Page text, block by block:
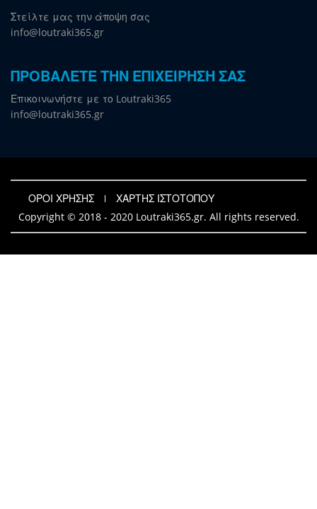
Στείλτε μας την άποψη σας
info@loutraki365.gr
ΠΡΟΒΑΛΕΤΕ ΤΗΝ ΕΠΙΧΕΙΡΗΣΗ ΣΑΣ
Επικοινωνήστε με το Loutraki365
info@loutraki365.gr
ΟΡΟΙ ΧΡΗΣΗΣ
ΧΑΡΤΗΣ ΙΣΤΟΤΟΠΟΥ
Copyright © 2018 - 2020 Loutraki365.gr. All rights reserved.